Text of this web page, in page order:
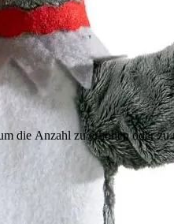
die Anzahl zu erhöhen oder zu